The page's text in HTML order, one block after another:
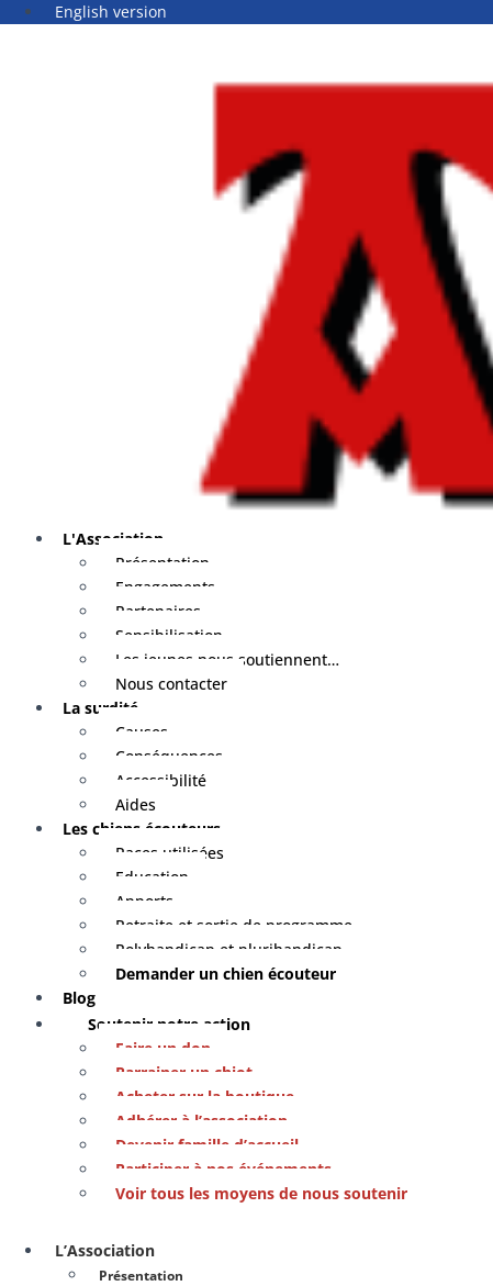
English version
L'Association
Présentation
Engagements
Partenaires
Sensibilisation
Les jeunes nous soutiennent…
Nous contacter
La surdité
Causes
Conséquences
Accessibilité
Aides
Les chiens écouteurs
Races utilisées
Education
Apports
Retraite et sortie de programme
Polyhandicap et plurihandicap
Demander un chien écouteur
Blog
Soutenir notre action
Faire un don
Parrainer un chiot
Acheter sur la boutique
Adhérer à l’association
Devenir famille d’accueil
Participer à nos événements
Voir tous les moyens de nous soutenir
L’Association
Présentation